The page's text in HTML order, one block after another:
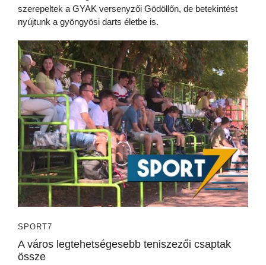
szerepeltek a GYAK versenyzői Gödöllőn, de betekintést
nyújtunk a gyöngyösi darts életbe is.
SPORT7
A város legtehetségesebb teniszezői csaptak
össze